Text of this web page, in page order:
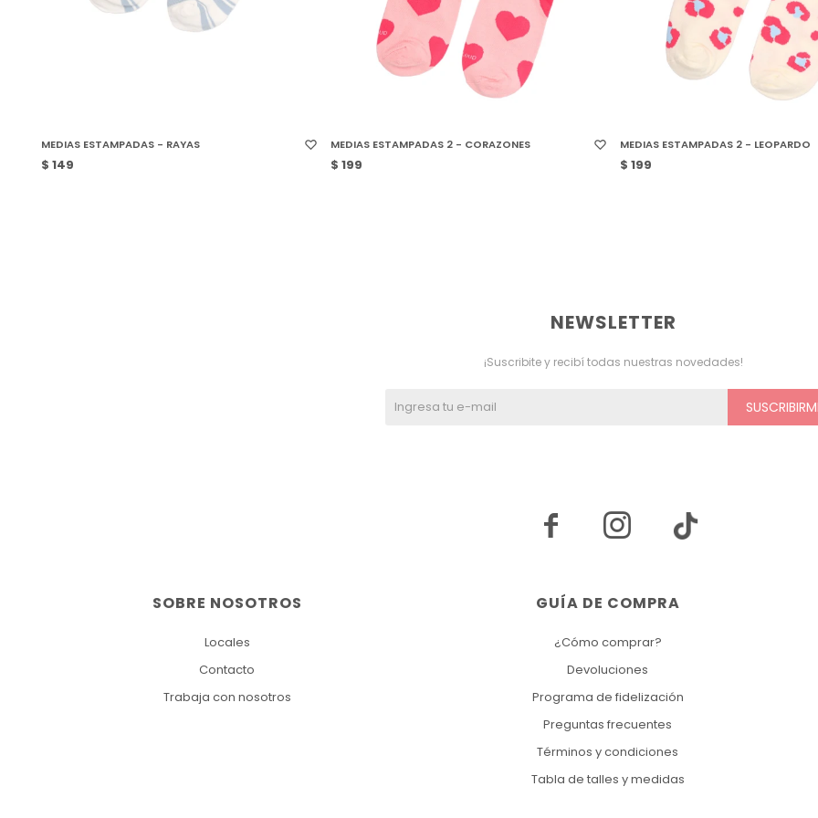
MEDIAS ESTAMPADAS - RAYAS
$ 149
MEDIAS ESTAMPADAS 2 - CORAZONES
$ 199
MEDIAS ESTAMPADAS 2 - LEOPARDO
$ 199
GUÍA DE COMPRA
¿Cómo comprar?
Devoluciones
Programa de fidelización
Preguntas frecuentes
Términos y condiciones
Tabla de talles y medidas
SOBRE NOSOTROS
Locales
Contacto
Trabaja con nosotros
NEWSLETTER
¡Suscribite y recibí todas nuestras novedades!
 